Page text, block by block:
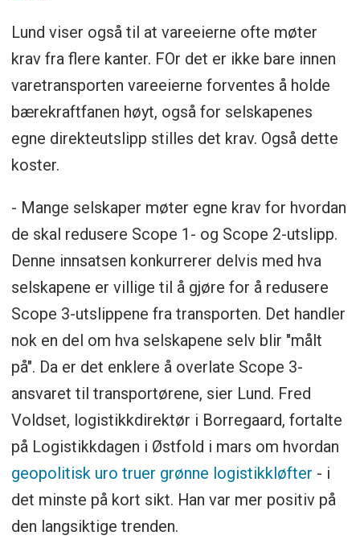
Lund viser også til at vareeierne ofte møter
krav fra flere kanter. FOr det er ikke bare innen
varetransporten vareeierne forventes å holde
bærekraftfanen høyt, også for selskapenes
egne direkteutslipp stilles det krav. Også dette
koster.
- Mange selskaper møter egne krav for hvordan
de skal redusere Scope 1- og Scope 2-utslipp.
Denne innsatsen konkurrerer delvis med hva
selskapene er villige til å gjøre for å redusere
Scope 3-utslippene fra transporten. Det handler
nok en del om hva selskapene selv blir "målt
på". Da er det enklere å overlate Scope 3-
ansvaret til transportørene, sier Lund. Fred
Voldset, logistikkdirektør i Borregaard, fortalte
på Logistikkdagen i Østfold i mars om hvordan
geopolitisk uro truer grønne logistikkløfter - i
det minste på kort sikt. Han var mer positiv på
den langsiktige trenden.